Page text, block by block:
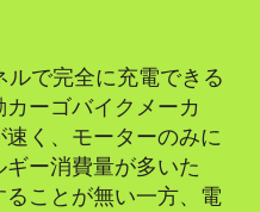
で完全に充電できる
ーゴバイクメーカ
く、モーターのみに
ー消費量が多いた
ことが無い一方、電